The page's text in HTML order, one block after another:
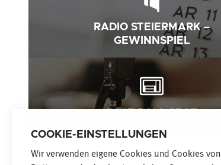
RADIO STEIERMARK –
GEWINNSPIEL
COOKIE-EINSTELLUNGEN
Wir verwenden eigene Cookies und Cookies von